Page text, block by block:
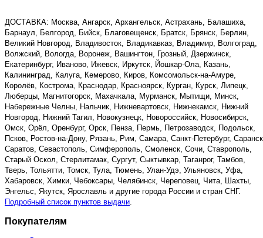
ДОСТАВКА: Москва, Ангарск, Архангельск, Астрахань, Балашиха,
Барнаул, Белгород, Бийск, Благовещенск, Братск, Брянск, Берлин,
Великий Новгород, Владивосток, Владикавказ, Владимир, Волгоград,
Волжский, Вологда, Воронеж, Вашингтон, Грозный, Дзержинск,
Екатеринбург, Иваново, Ижевск, Иркутск, Йошкар-Ола, Казань,
Калининград, Калуга, Кемерово, Киров, Комсомольск-на-Амуре,
Королёв, Кострома, Краснодар, Красноярск, Курган, Курск, Липецк,
Люберцы, Магнитогорск, Махачкала, Мурманск, Мытищи, Минск,
Набережные Челны, Нальчик, Нижневартовск, Нижнекамск, Нижний
Новгород, Нижний Тагил, Новокузнецк, Новороссийск, Новосибирск,
Омск, Орёл, Оренбург, Орск, Пенза, Пермь, Петрозаводск, Подольск,
Псков, Ростов-на-Дону, Рязань, Рим, Самара, Санкт-Петербург,
Саратов, Севастополь, Симферополь, Смоленск, Сочи, Ставрополь,
Старый Оскол, Стерлитамак, Сургут, Сыктывкар, Таганрог, Тамбов,
Тверь, Тольятти, Томск, Тула, Тюмень, Улан-Удэ, Ульяновск, Уфа,
Хабаровск, Химки, Чебоксары, Челябинск, Череповец, Чита, Шахты,
Энгельс, Якутск, Ярославль и другие города России и стран СНГ.
Подробный список пунктов выдачи
Покупателям